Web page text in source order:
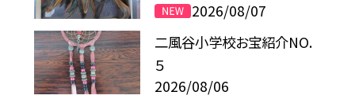
2026/08/07
二風谷小学校お宝紹介NO.
５
2026/08/06